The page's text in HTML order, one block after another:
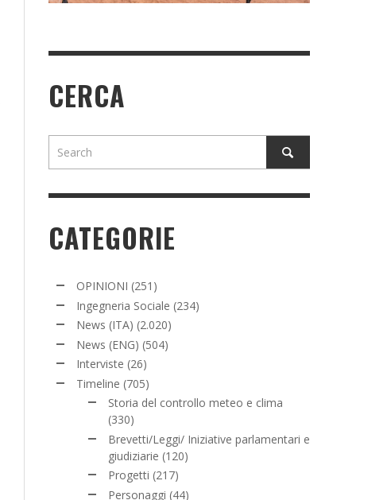
CERCA
CATEGORIE
OPINIONI (251)
Ingegneria Sociale (234)
News (ITA) (2.020)
News (ENG) (504)
Interviste (26)
Timeline (705)
Storia del controllo meteo e clima
(330)
Brevetti/Leggi/ Iniziative parlamentari e
giudiziarie (120)
Progetti (217)
Personaggi (44)